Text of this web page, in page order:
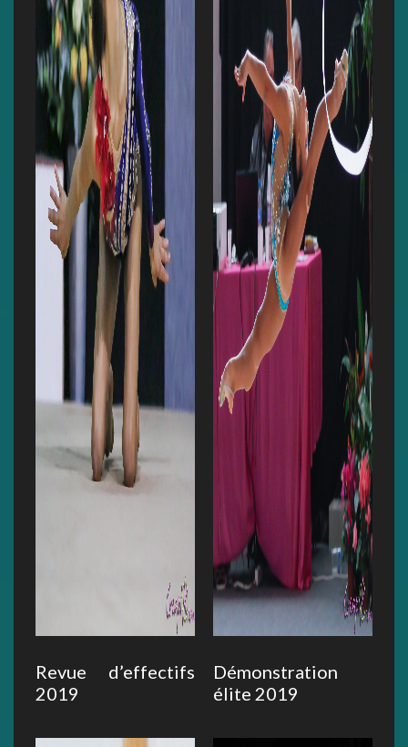
Revue d’effectifs
2019
Démonstration
élite 2019